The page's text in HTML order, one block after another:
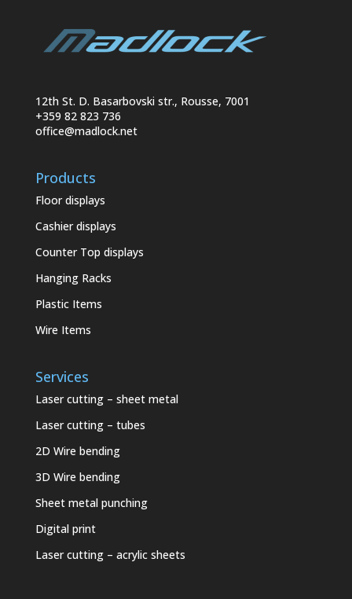
12th St. D. Basarbovski str., Rousse, 7001
+359 82 823 736
office@madlock.net
Products
Floor displays
Cashier displays
Counter Top displays
Hanging Racks
Plastic Items
Wire Items
Services
Laser cutting – sheet metal
Laser cutting – tubes
2D Wire bending
3D Wire bending
Sheet metal punching
Digital print
Laser cutting – acrylic sheets